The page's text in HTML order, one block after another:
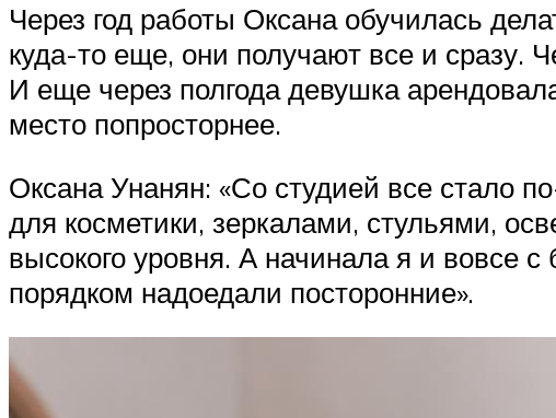
Через год работы Оксана обучилась
куда-то еще, они получают все и сразу.
И еще через полгода девушка
место попросторнее.
Оксана Унанян: «Со студией все стало
для косметики, зеркалами, стульями,
высокого уровня. А начинала я и вовсе
порядком надоедали посторонние».